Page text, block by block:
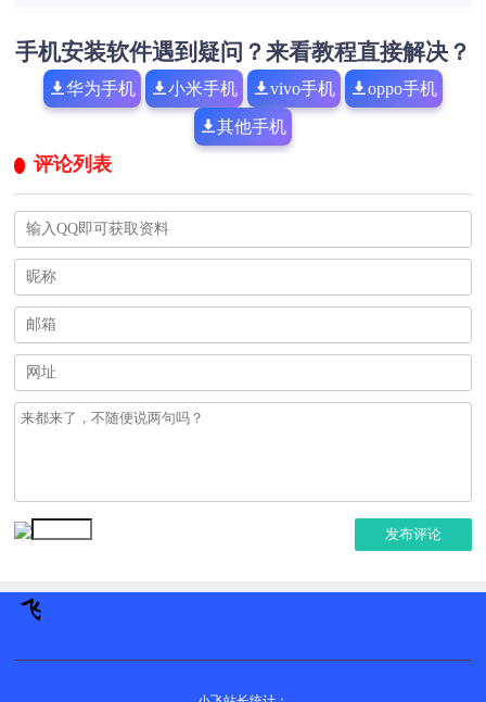
手机安装软件遇到疑问？来看教程直接解决？
华为手机 小米手机 vivo手机 oppo手机
其他手机
评论列表
发布评论